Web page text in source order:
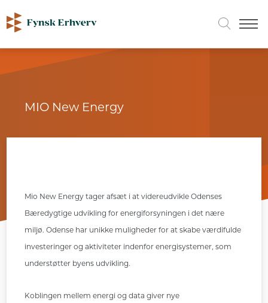
MIO New Energy
Mio New Energy tager afsæt i at videreudvikle Odenses
Bæredygtige udvikling for energiforsyningen i det nære
miljø. Odense har unikke muligheder for at skabe værdifulde
investeringer og aktiviteter indenfor energisystemer, som
understøtter byens udvikling.
Koblingen mellem energi og data giver nye